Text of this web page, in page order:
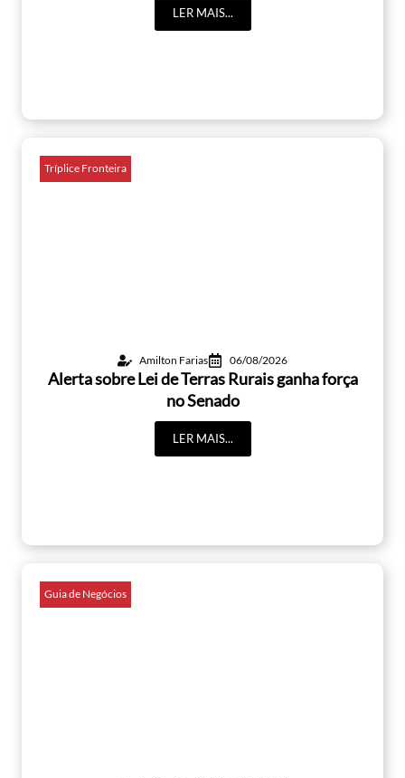
LER MAIS...
Tríplice Fronteira
Amilton Farias 06/08/2026
Alerta sobre Lei de Terras Rurais ganha força
no Senado
LER MAIS...
Guia de Negócios